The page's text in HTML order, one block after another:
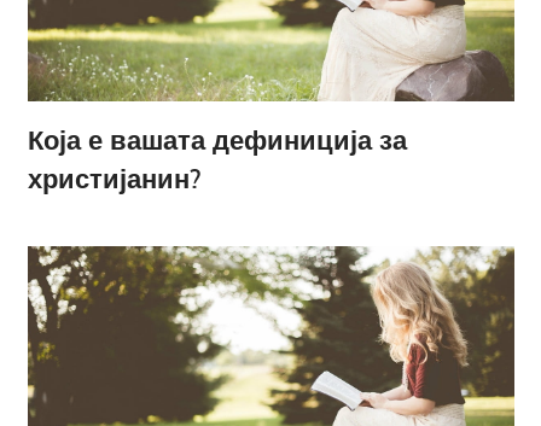
Која е вашата дефиниција за
христијанин?